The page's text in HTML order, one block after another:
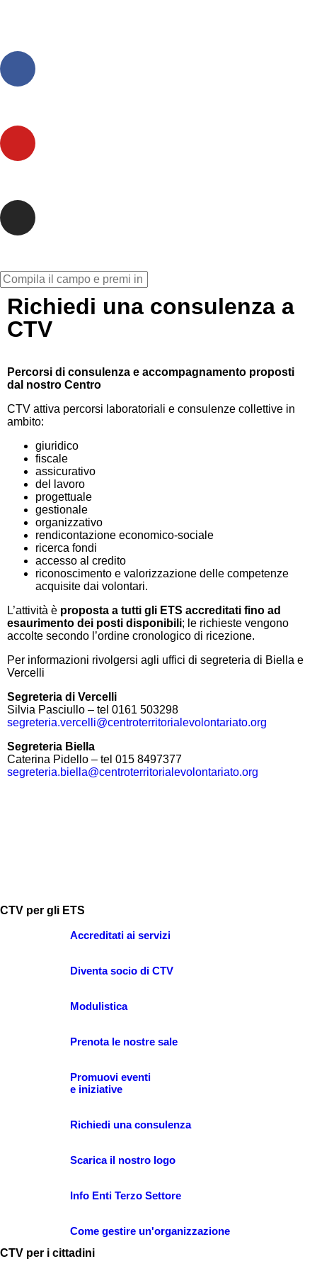
Richiedi una consulenza a
CTV
Percorsi di consulenza e accompagnamento proposti
dal nostro Centro
CTV attiva percorsi laboratoriali e consulenze collettive in
ambito:
giuridico
fiscale
assicurativo
del lavoro
progettuale
gestionale
organizzativo
rendicontazione economico-sociale
ricerca fondi
accesso al credito
riconoscimento e valorizzazione delle competenze
acquisite dai volontari.
L’attività è proposta a tutti gli ETS accreditati fino ad
esaurimento dei posti disponibili; le richieste vengono
accolte secondo l’ordine cronologico di ricezione.
Per informazioni rivolgersi agli uffici di segreteria di Biella e
Vercelli
Segreteria di Vercelli
Silvia Pasciullo – tel 0161 503298
segreteria.vercelli@centroterritorialevolontariato.org
Segreteria Biella
Caterina Pidello – tel 015 8497377
segreteria.biella@centroterritorialevolontariato.org
CTV per gli ETS
Accreditati ai servizi
Diventa socio di CTV
Modulistica
Prenota le nostre sale
Promuovi eventi
e iniziative
Richiedi una consulenza
Scarica il nostro logo
Info Enti Terzo Settore
Come gestire un'organizzazione
CTV per i cittadini